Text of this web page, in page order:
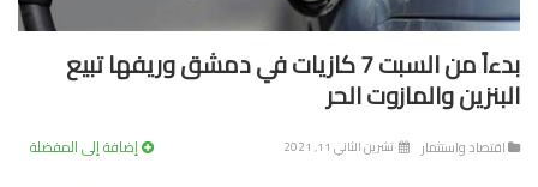
بدءاً من السبت 7 كازيات في دمشق وريفها تبيع
والمازوت الحر
واستثمار تشرين الثاني 11, 2021 إضافة إلى المفضلة